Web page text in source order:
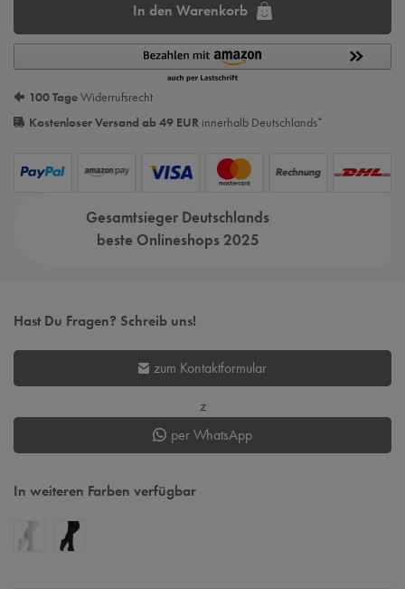
In den Warenkorb
100 TageWiderrufsrecht
Kostenloser Versand ab 49 EUR innerhalb Deutschlands*
Gesamtsieger Deutschlands
beste Onlineshops 2025
Hast Du Fragen? Schreib uns!
zum Kontaktformular
z
per WhatsApp
In weiteren Farben verfügbar